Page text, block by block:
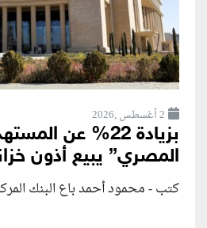
2 أغسطس ,2026
بزيادة 22% عن
المصري” يبيع أذون
كتب - محمود أحمد باع البنك